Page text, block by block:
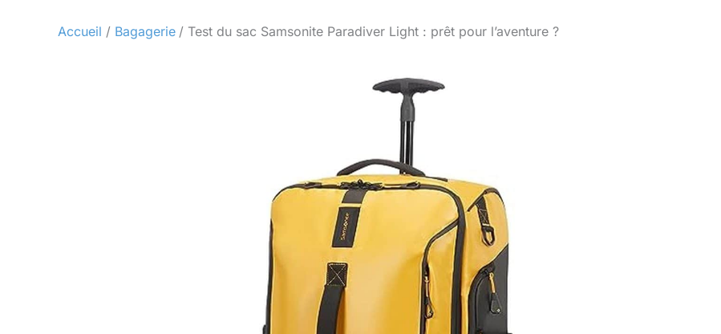
Accueil Bagagerie Test du sac Samsonite Paradiver Light : prêt pour l’aventure ?